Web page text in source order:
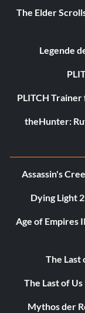
The Elder
Legende
PLITCH Trainer
theHunter:
Assassin's
Dying Light
Age of Empires
The Last
The Last of
Mythos der